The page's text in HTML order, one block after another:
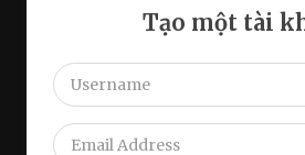
Tạo một tài